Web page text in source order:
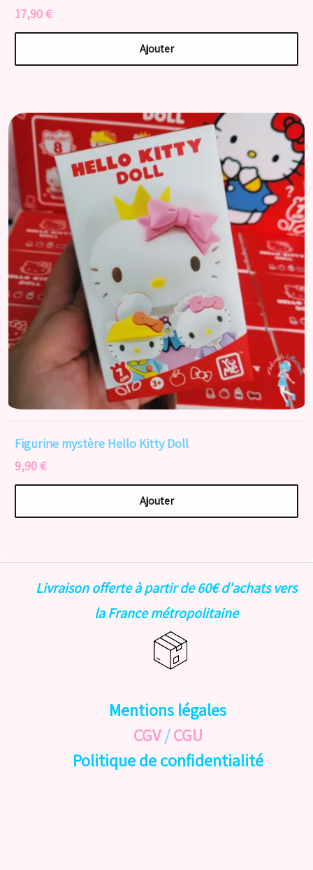
17,90 €
Ajouter
Figurine mystère Hello Kitty Doll
9,90 €
Ajouter
Livraison offerte à partir de 60€ d'achats vers
la France métropolitaine
Mentions légales
CGV / CGU
Politique de confidentialité